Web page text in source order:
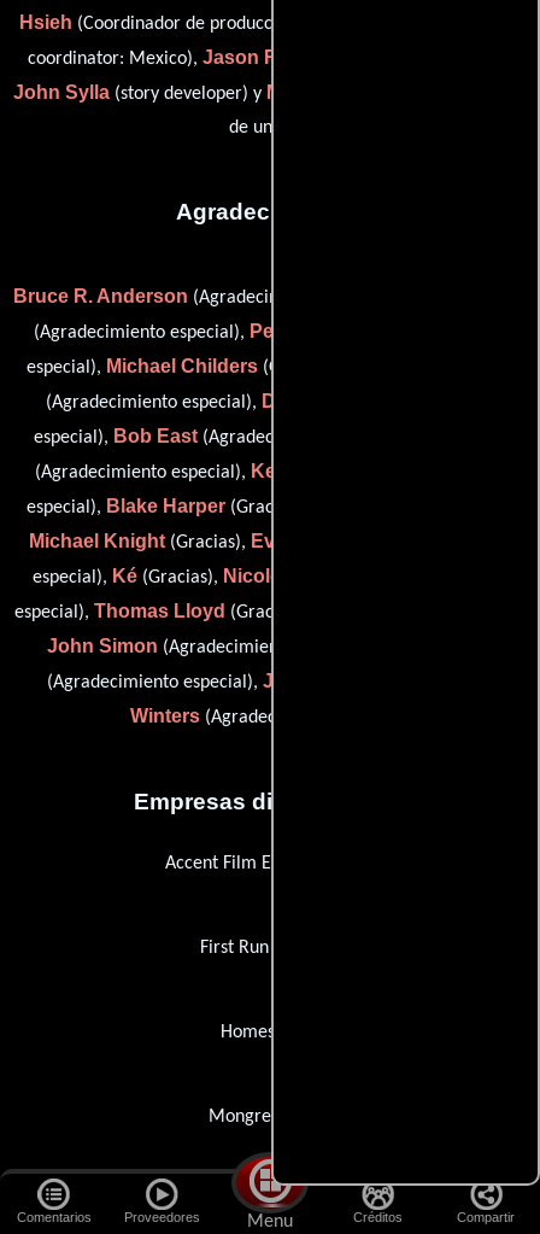
Comentarios Proveedores Menu Créditos Compartir
Hsieh (Coordinador de produccion),
coordinator: Mexico), Jason Rein
John Sylla (story developer) y Michael Szymanski
de unidad)
Agradecimientos
Bruce R. Anderson (Agradecimiento especial),
(Agradecimiento especial), Peter Bryson
especial), Michael Childers(Gracias),
(Agradecimiento especial), Dan Cross
especial), Bob East(Agradecimiento especial),
(Agradecimiento especial), Kevin Glover
especial), Blake Harper (Gracias),
Michael Knight(Gracias), Eva Kolodner
especial), Ké(Gracias), Nicole LaLoggia
especial), Thomas Lloyd (Gracias),
John Simon (Agradecimiento especial),
(Agradecimiento especial), Jim Steel
Winters(Agradecimiento especial)
Empresas distribuidoras
Accent Film Entertainment
First Run Features
Homescreen
Mongrel Media
Salzgeber & Company Medien